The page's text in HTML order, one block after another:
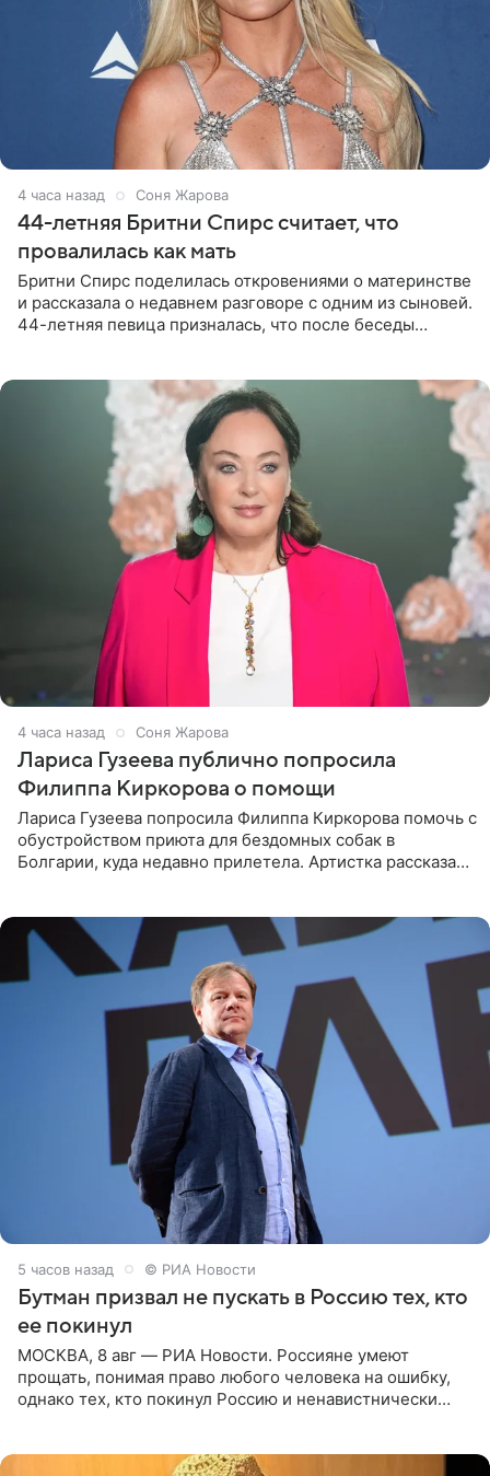
4 часа назад Соня Жарова
44-летняя Бритни Спирс считает, что
провалилась как мать
Бритни Спирс поделилась откровениями о материнстве
и рассказала о недавнем разговоре с одним из сыновей.
44-летняя певица призналась, что после беседы
4 часа назад Соня Жарова
Лариса Гузеева публично попросила
Филиппа Киркорова о помощи
Лариса Гузеева попросила Филиппа Киркорова помочь с
обустройством приюта для бездомных собак в
Болгарии, куда недавно прилетела. Артистка рассказала
5 часов назад © РИА Новости
Бутман призвал не пускать в Россию тех, кто
ее покинул
МОСКВА, 8 авг — РИА Новости. Россияне умеют
прощать, понимая право любого человека на ошибку,
однако тех, кто покинул Россию и ненавистнически